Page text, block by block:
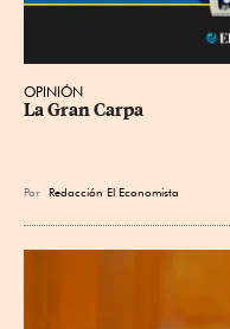
OPINIÓN
La Gran Carpa
Por Redacción El Economista